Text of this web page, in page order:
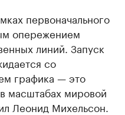
первоначального
опережением
линий. Запуск
со
графика — это
масштабах мировой
Леонид Михельсон.